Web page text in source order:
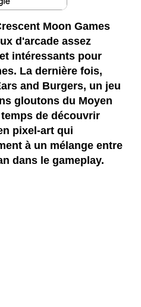
Moon Games
d'arcade assez
intéressants pour
La dernière fois,
and Burgers, un jeu
gloutons du Moyen
de découvrir
pixel-art qui
à un mélange entre
dans le gameplay.